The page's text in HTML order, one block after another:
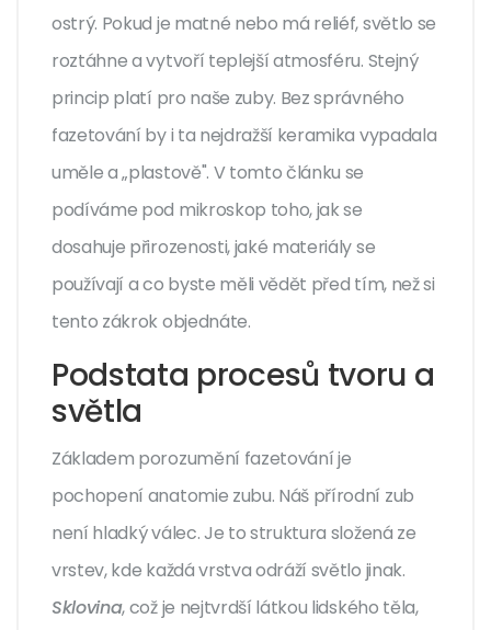
ostrý. Pokud je matné nebo má reliéf, světlo se
roztáhne a vytvoří teplejší atmosféru. Stejný
princip platí pro naše zuby. Bez správného
fazetování by i ta nejdražší keramika vypadala
uměle a „plastově". V tomto článku se
podíváme pod mikroskop toho, jak se
dosahuje přirozenosti, jaké materiály se
používají a co byste měli vědět před tím, než si
tento zákrok objednáte.
Podstata procesů tvoru a
světla
Základem porozumění fazetování je
pochopení anatomie zubu. Náš přírodní zub
není hladký válec. Je to struktura složená ze
vrstev, kde každá vrstva odráží světlo jinak.
Sklovina, což je nejtvrdší látkou lidského těla,